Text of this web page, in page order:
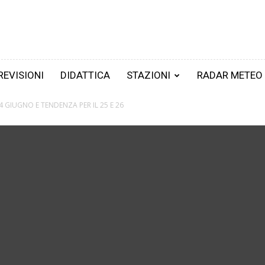
DIDATTICA STAZIONI RADAR METEO
GIUGNO E TENDENZA PER IL 25 E 26